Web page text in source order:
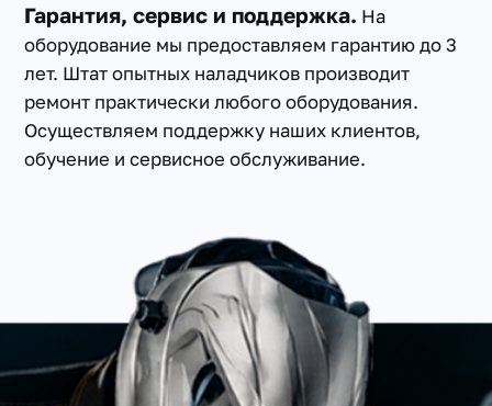
Гарантия, сервис и поддержка. На
оборудование мы предоставляем гарантию до 3
лет. Штат опытных наладчиков производит
ремонт практически любого оборудования.
Осуществляем поддержку наших клиентов,
обучение и сервисное обслуживание.